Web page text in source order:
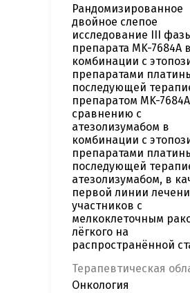
Рандомизированное
двойное слепое
исследование III
препарата MK-7684A в
комбинации с
препаратами
последующей
препаратом MK-
сравнению с
атезолизумабом в
комбинации с
препаратами
последующей
атезолизумабом, в
первой линии
участников с
мелкоклеточным
лёгкого на
распространённой
Терапевтическая
Онкология